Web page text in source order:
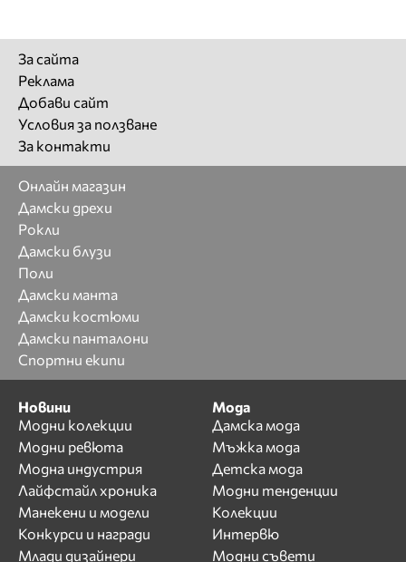
За сайта
Реклама
Добави сайт
Условия за ползване
За контакти
Онлайн магазин
Дамски дрехи
Рокли
Дамски блузи
Поли
Дамски манта
Дамски костюми
Дамски панталони
Спортни екипи
Новини
Модни колекции
Модни ревюта
Модна индустрия
Лайфстайл хроника
Манекени и модели
Конкурси и награди
Млади дизайнери
Мода
Дамска мода
Мъжка мода
Детска мода
Модни тенденции
Колекции
Интервю
Модни съвети